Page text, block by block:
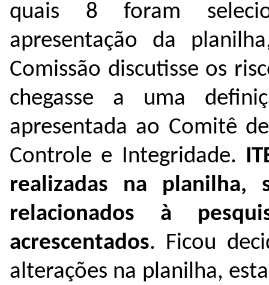
quais 8 foram
apresentação da
Comissão discutisse os
chegasse a uma
apresentada ao Comitê
Controle e Integridade.
realizadas na planilha,
relacionados à
acrescentados. Ficou
alterações na planilha,